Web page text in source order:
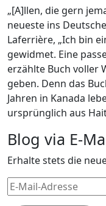
„[A]llen, die gern
neueste ins
Laferrière, „Ich bin
gewidmet. Eine
erzählte Buch voller
geben. Denn das
Jahren in Kanada
ursprünglich aus
Blog via E-
Erhalte stets die
E-
Mail-